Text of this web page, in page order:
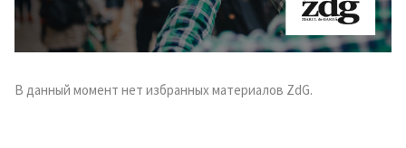
ПОДДЕРЖАТЬ
В данный момент нет избранных материалов ZdG.